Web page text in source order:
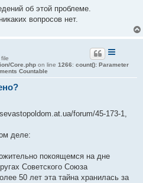
об этой проблеме.
вопросов нет.
file
Core.php on line 1266: count(): Parameter
Countable
forum/45-173-1,
деле:
покоящемся на дне
Советского Союза
50 лет эта тайна хранилась за